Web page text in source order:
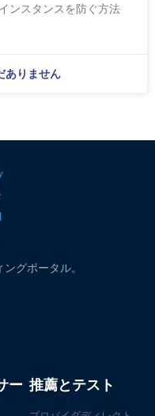
ンスタンスを防ぐ方法
ありません
グポータル。
ー 推薦とテスト